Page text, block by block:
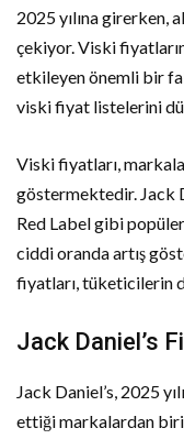
2025 yılına
çekiyor. Viski
etkileyen önemli bir
viski fiyat listelerini
Viski fiyatları,
göstermektedir. Jack
Red Label gibi
ciddi oranda artış
fiyatları, tüketicilerin
Jack Daniel’s
Jack Daniel’s, 2025
ettiği markalardan biri